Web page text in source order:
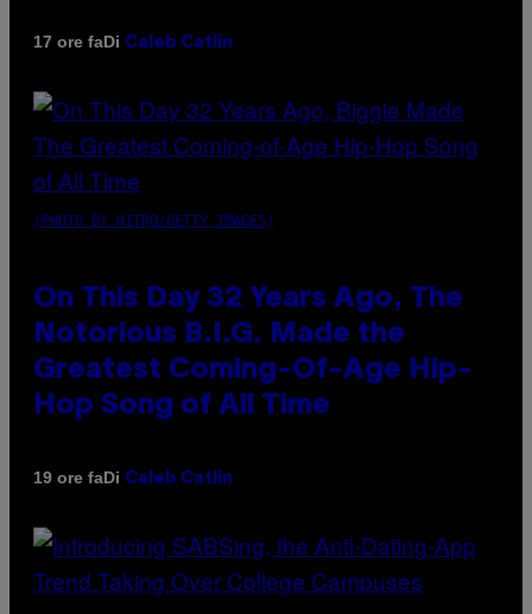
17 ore faDi Caleb Catlin
(PHOTO BY NITRO/GETTY IMAGES)
On This Day 32 Years Ago, The
Notorious B.I.G. Made the
Greatest Coming-Of-Age Hip-
Hop Song of All Time
19 ore faDi Caleb Catlin